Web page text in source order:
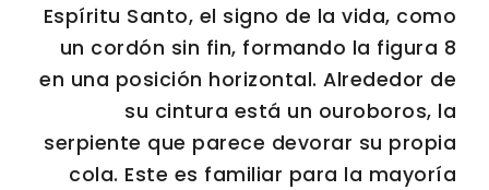
Espíritu Santo, el signo de la vida, como
un cordón sin fin, formando la figura 8
en una posición horizontal. Alrededor de
su cintura está un ouroboros, la
serpiente que parece devorar su propia
cola. Este es familiar para la mayoría